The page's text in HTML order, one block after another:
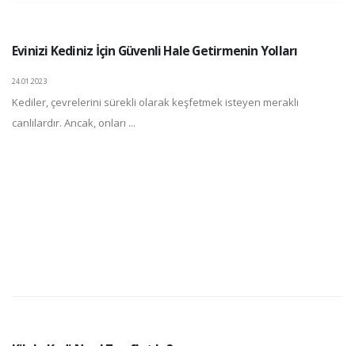
Evinizi Kediniz İçin Güvenli Hale Getirmenin Yolları
24.01.2023
Kediler, çevrelerini sürekli olarak keşfetmek isteyen meraklı
canlılardır. Ancak, onları ...